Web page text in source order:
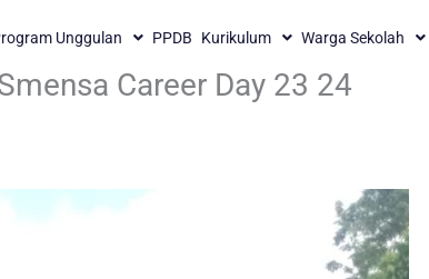
Unggulan PPDB Kurikulum Warga Sekolah
Career Day 23 24